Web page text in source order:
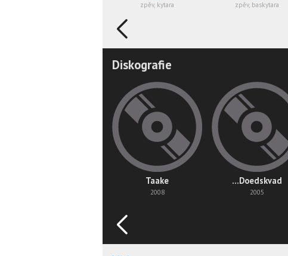
zpěv, kytara zpěv, baskytara
Diskografie
Taake
2008
...Doedskvad
2005